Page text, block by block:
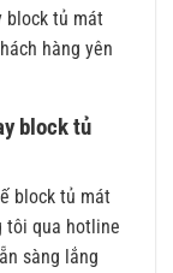
block tủ mát
hàng yên
block tủ
block tủ mát
tôi qua hotline
sàng lắng